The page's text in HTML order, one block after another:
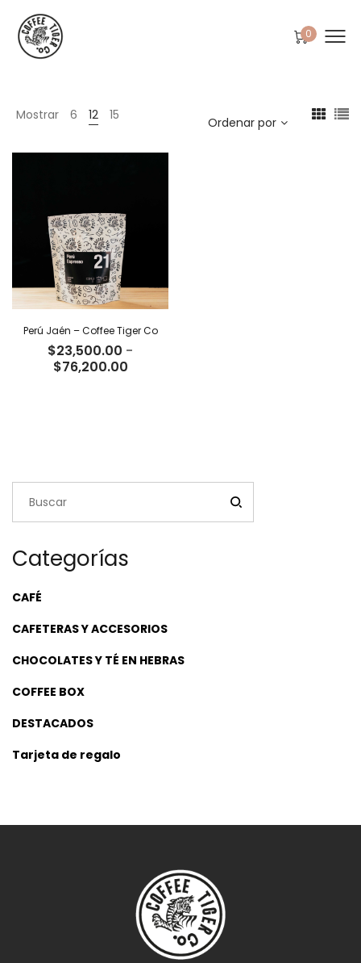
0
Mostrar 6 12 15 Ordenar por
Perú Jaén – Coffee Tiger Co
$23,500.00 -
$76,200.00Rango
Categorías
CAFÉ
CAFETERAS Y ACCESORIOS
CHOCOLATES Y TÉ EN HEBRAS
COFFEE BOX
DESTACADOS
Tarjeta de regalo